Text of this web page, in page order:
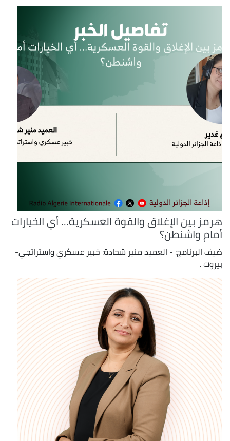
هرمز بين الإغلاق والقوة العسكرية... أي الخيارات
أمام واشنطن؟
ضيف البرنامج: - العميد منير شحادة: خبير عسكري واستراتجي-
بيروت .